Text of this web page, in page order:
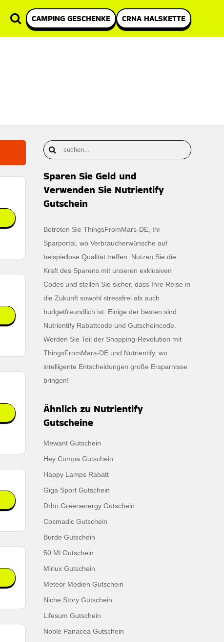
CAMPING GESCHENKE CRNA HALSKETTE
Sparen Sie Geld und
Verwenden Sie Nutrientify
Gutschein
Betreten Sie ThingsFromMars-DE, Ihr
Sparportal, wo Verbraucherwünsche auf
beispiellose Qualität treffen. Nutzen Sie die
Kraft des Sparens mit unseren exklusiven
Codes und stellen Sie sicher, dass Ihre Reise in
die Zukunft sowohl stressfrei als auch
budgetfreundlich ist. Einige der besten sind
Nutrientify Rabattcode und Gutscheincode.
Werden Sie Teil der Shopping-Revolution mit
ThingsFromMars-DE und Nutrientify, wo
intelligente Entscheidungen große Ersparnisse
bringen!
Ähnlich zu Nutrientify
Gutscheine
Mewant Gutschein
Hey Compa Gutschein
Happy Lamps Rabatt
Giga Sport Gutschein
Drbo Greenenergy Gutschein
Cosmadic Gutschein
Burde Gutschein
50 Ml Gutschein
Mirlux Gutschein
Meteor Medien Gutschein
Niche Story Gutschein
Lifesum Gutschein
Noble Panacea Gutschein